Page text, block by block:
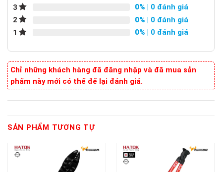
3
0% | 0 đánh giá
2
0% | 0 đánh giá
1
0% | 0 đánh giá
Chỉ những khách hàng đã đăng nhập và đã mua sản
phẩm này mới có thể để lại đánh giá.
SẢN PHẨM TƯƠNG TỰ